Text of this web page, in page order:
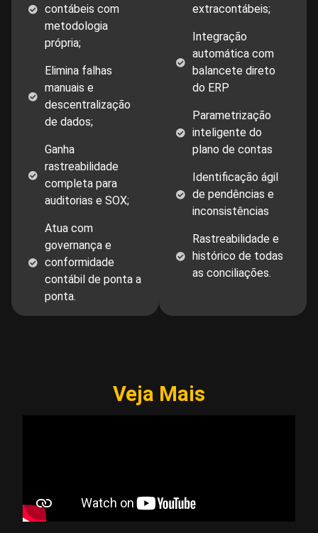
contábeis com
metodologia
própria;
Elimina falhas
manuais e
descentralização
de dados;
Ganha
rastreabilidade
completa para
auditorias e SOX;
Atua com
governança e
conformidade
contábil de ponta a
ponta.
extracontábeis;
Integração
automática com
balancete direto
do ERP
Parametrização
inteligente do
plano de contas
Identificação ágil
de pendências e
inconsistências
Rastreabilidade e
histórico de todas
as conciliações.
Veja Mais